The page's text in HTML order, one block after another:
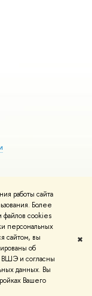
работы сайта
Более
файлов cookies
персональных
сайтом, вы
об
ВШЭ и согласны
данных. Вы
Вашего
✖
использования
сайта
дизайна НИУ ВШЭ